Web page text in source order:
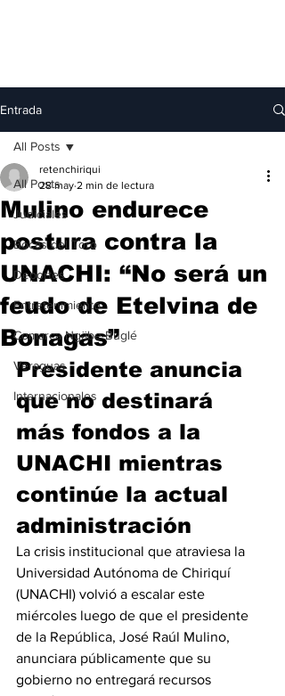
Entrada
All Posts
Judiciales
Bocas del Toro
Deportes
Entretenimiento
Comarca Ngäbe-Buglé
Veraguas
Internacionales
All Posts
Mulino endurece
postura contra la
UNACHI: “No será un
feudo de Etelvina de
Bonagas”
retenchiriqui
28 may 2 min de lectura
Presidente anuncia
que no destinará
más fondos a la
UNACHI mientras
continúe la actual
administración
La crisis institucional que atraviesa la
Universidad Autónoma de Chiriquí
(UNACHI) volvió a escalar este
miércoles luego de que el presidente
de la República, José Raúl Mulino,
anunciara públicamente que su
gobierno no entregará recursos